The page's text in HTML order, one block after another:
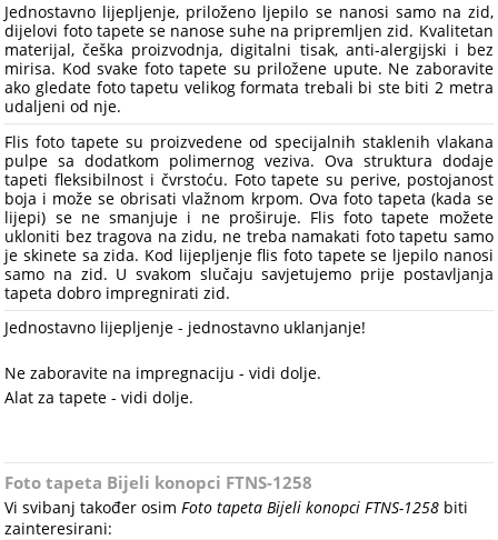
Jednostavno lijepljenje, priloženo ljepilo se nanosi samo na zid,
dijelovi foto tapete se nanose suhe na pripremljen zid. Kvalitetan
materijal, češka proizvodnja, digitalni tisak, anti-alergijski i bez
mirisa. Kod svake foto tapete su priložene upute. Ne zaboravite
ako gledate foto tapetu velikog formata trebali bi ste biti 2 metra
udaljeni od nje.
Flis foto tapete su proizvedene od specijalnih staklenih vlakana
pulpe sa dodatkom polimernog veziva. Ova struktura dodaje
tapeti fleksibilnost i čvrstoću. Foto tapete su perive, postojanost
boja i može se obrisati vlažnom krpom. Ova foto tapeta (kada se
lijepi) se ne smanjuje i ne proširuje. Flis foto tapete možete
ukloniti bez tragova na zidu, ne treba namakati foto tapetu samo
je skinete sa zida. Kod lijepljenje flis foto tapete se ljepilo nanosi
samo na zid. U svakom slučaju savjetujemo prije postavljanja
tapeta dobro impregnirati zid.
Jednostavno lijepljenje - jednostavno uklanjanje!
Ne zaboravite na impregnaciju - vidi dolje.
Alat za tapete - vidi dolje.
Foto tapeta Bijeli konopci FTNS-1258
Vi svibanj također osimFoto tapeta Bijeli konopci FTNS-1258 biti
zainteresirani: